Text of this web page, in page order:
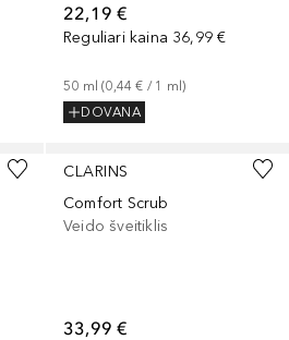
22,19 €
Reguliari kaina 36,99 €
50 ml (0,44 € / 1 ml)
DOVANA
CLARINS
Comfort Scrub
Veido šveitiklis
33,99 €